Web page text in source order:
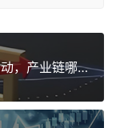
eVTOL大会今明召开！万亿低空经济启动，产业链哪些环节率先